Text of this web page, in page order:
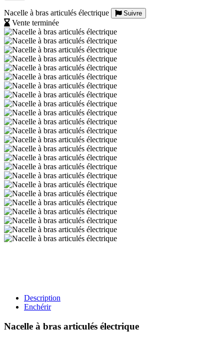
Nacelle à bras articulés électrique
Suivre
Vente terminée
Description
Enchérir
Nacelle à bras articulés électrique